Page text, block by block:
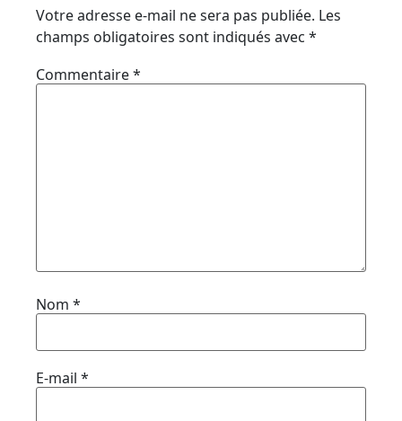
Votre adresse e-mail ne sera pas publiée. Les
champs obligatoires sont indiqués avec *
Commentaire*
Nom *
E-mail *